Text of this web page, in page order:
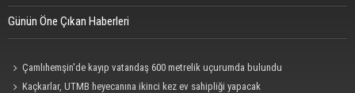
Günün Öne Çıkan Haberleri
Çamlıhemşin'de kayıp vatandaş 600 metrelik uçurumda bulundu
Kaçkarlar, UTMB heyecanına ikinci kez ev sahipliği yapacak